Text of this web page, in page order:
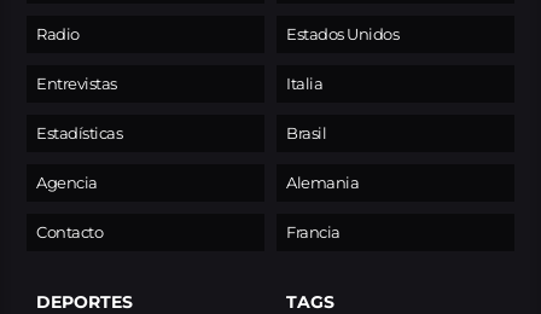
Radio
Entrevistas
Estadísticas
Agencia
Contacto
Estados Unidos
Italia
Brasil
Alemania
Francia
DEPORTES TAGS